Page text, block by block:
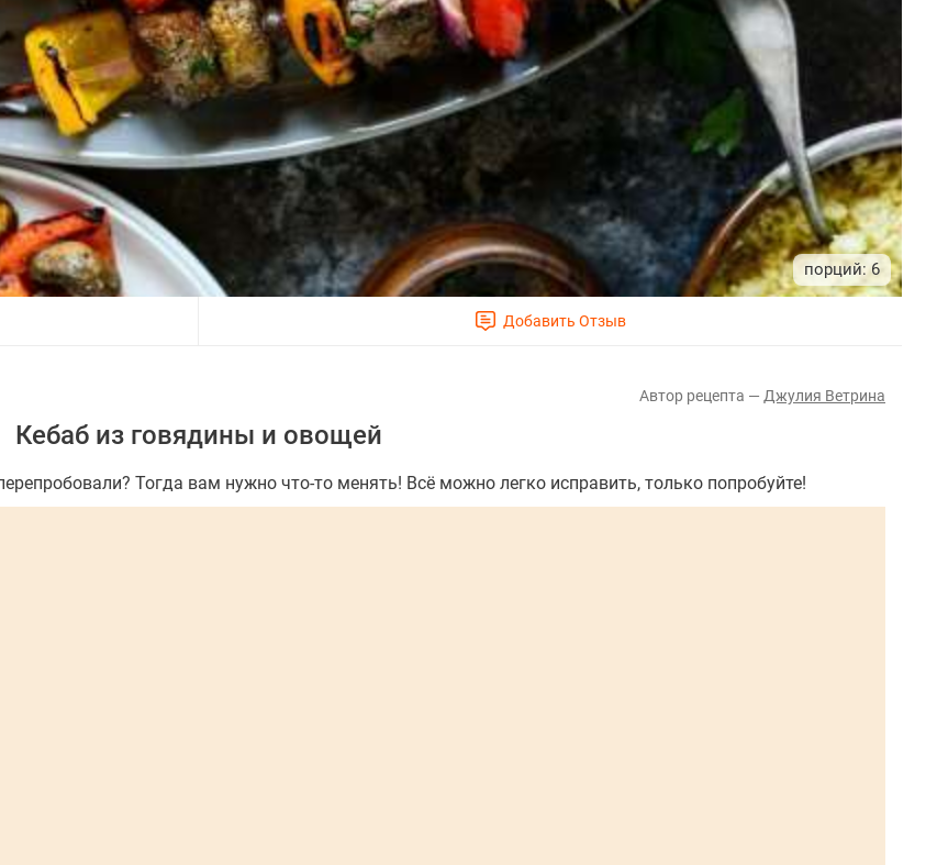
6
Джулия Ветрина
Кебаб из говядины и овощей
Тогда вам нужно что-то менять! Всё можно легко исправить, только попробуйте!